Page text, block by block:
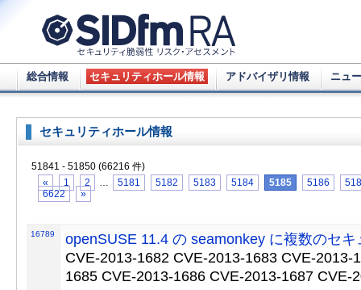
総合情報 セキュリティホール情報 アドバイザリ情報 ニュ
セキュリティホール情報
51841 - 51850 (66216 件)
«
1 2 … 5181 5182 5183 5184 5185 5186
6622
»
16789
openSUSE 11.4 の seamonkey に複数のセ
CVE-2013-1682 CVE-2013-1683 CVE-2013-
1685 CVE-2013-1686 CVE-2013-1687 CVE-